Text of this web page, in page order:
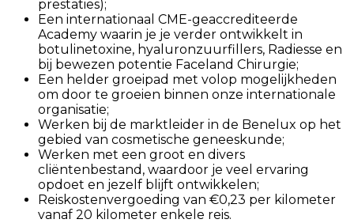
prestaties);
Een internationaal CME-geaccrediteerde
Academy waarin je je verder ontwikkelt in
botulinetoxine, hyaluronzuurfillers, Radiesse en
bij bewezen potentie Faceland Chirurgie;
Een helder groeipad met volop mogelijkheden
om door te groeien binnen onze internationale
organisatie;
Werken bij de marktleider in de Benelux op het
gebied van cosmetische geneeskunde;
Werken met een groot en divers
cliëntenbestand, waardoor je veel ervaring
opdoet en jezelf blijft ontwikkelen;
Reiskostenvergoeding van €0,23 per kilometer
vanaf 20 kilometer enkele reis.